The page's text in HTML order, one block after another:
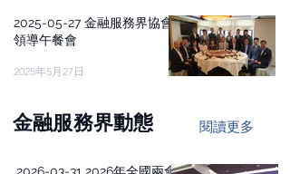
2025-05-27 金融服務界協會
領導午餐會
2025年5月27日
金融服務界動態 閱讀更多
2026-03-31 2026年全國兩會